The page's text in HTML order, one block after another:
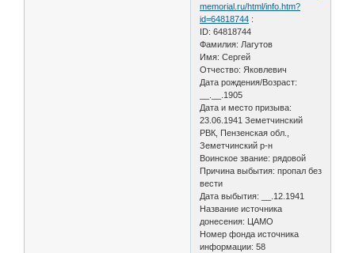
memorial.ru/html/info.htm?
id=64818744 :
ID: 64818744
Фамилия: Лагутов
Имя: Сергей
Отчество: Яковлевич
Дата рождения/Возраст:
__.__.1905
Дата и место призыва:
23.06.1941 Земетчинский
РВК, Пензенская обл.,
Земетчинский р-н
Воинское звание: рядовой
Причина выбытия: пропал без
вести
Дата выбытия: __.12.1941
Название источника
донесения: ЦАМО
Номер фонда источника
информации: 58